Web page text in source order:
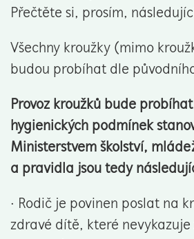
Přečtěte si, prosím,
Všechny kroužky (mimo
budou probíhat dle
Provoz kroužků bude
hygienických podmínek
Ministerstvem školství,
a pravidla jsou tedy
· Rodič je povinen poslat na
zdravé dítě, které